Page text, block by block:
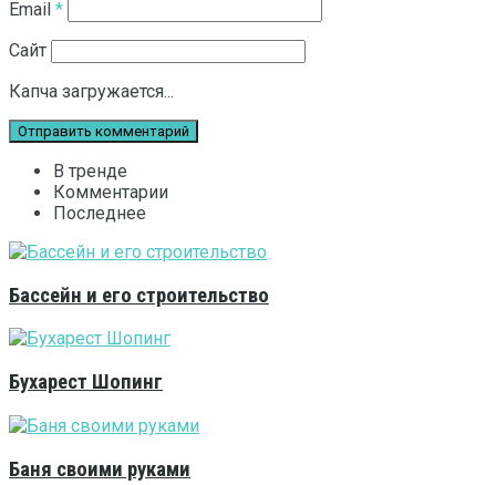
Email *
Сайт
Капча загружается...
В тренде
Комментарии
Последнее
Бассейн и его строительство
Бухарест Шопинг
Баня своими руками